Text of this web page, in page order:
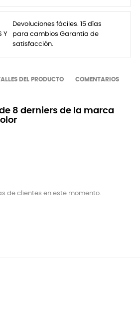
Y
Devoluciones fáciles. 15 días
para cambios Garantía de
satisfacción.
DEL PRODUCTO COMENTARIOS
8 derniers de la marca
de clientes en este momento.